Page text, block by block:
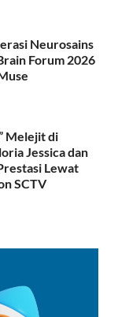
Neurosains
Forum 2026
Melejit di
Jessica dan
Lewat
SCTV